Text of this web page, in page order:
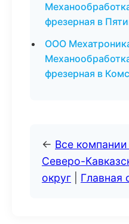
фрезерная в
ООО
фрезерная в
← Все
Северо-
округ
Главная